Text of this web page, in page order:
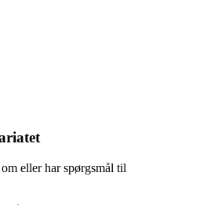
eller har spørgsmål til